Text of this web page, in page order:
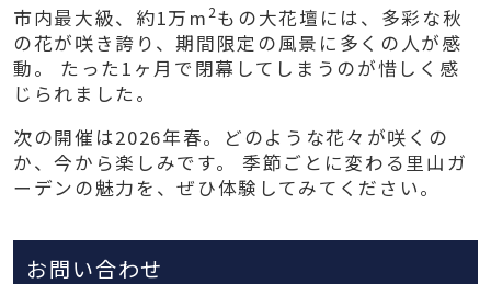
市内最大級、約1万m2もの大花壇には、多彩な秋
の花が咲き誇り、期間限定の風景に多くの人が感
動。 たった1ヶ月で閉幕してしまうのが惜しく感
じられました。
次の開催は2026年春。どのような花々が咲くの
か、今から楽しみです。 季節ごとに変わる里山ガ
ーデンの魅力を、ぜひ体験してみてください。
お問い合わせ